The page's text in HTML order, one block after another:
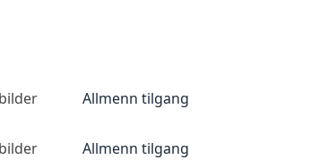
Allmenn tilgang
Allmenn tilgang